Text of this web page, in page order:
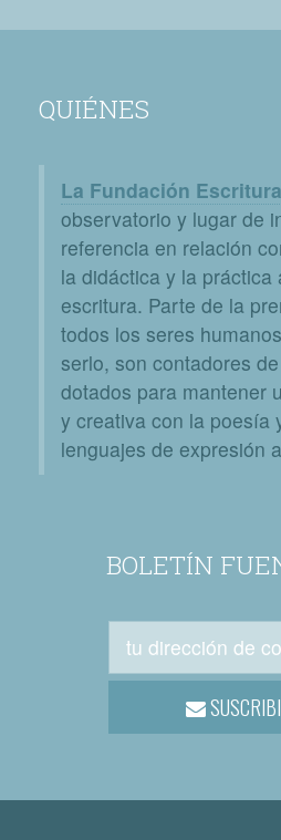
QUIÉNES
La Fundación
observatorio y lugar de
referencia en relación
la didáctica y la
escritura. Parte de la
todos los seres
serlo, son contadores
dotados para mantener
y creativa con la poesía
lenguajes de expresión
BOLETÍN